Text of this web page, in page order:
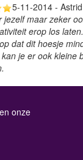
5-11-2014 - Astrid
jezelf maar zeker
erop los
dat dit hoesje
je er ook kleine
onze